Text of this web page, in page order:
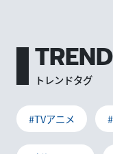
トレンドタグ
#TVアニメ